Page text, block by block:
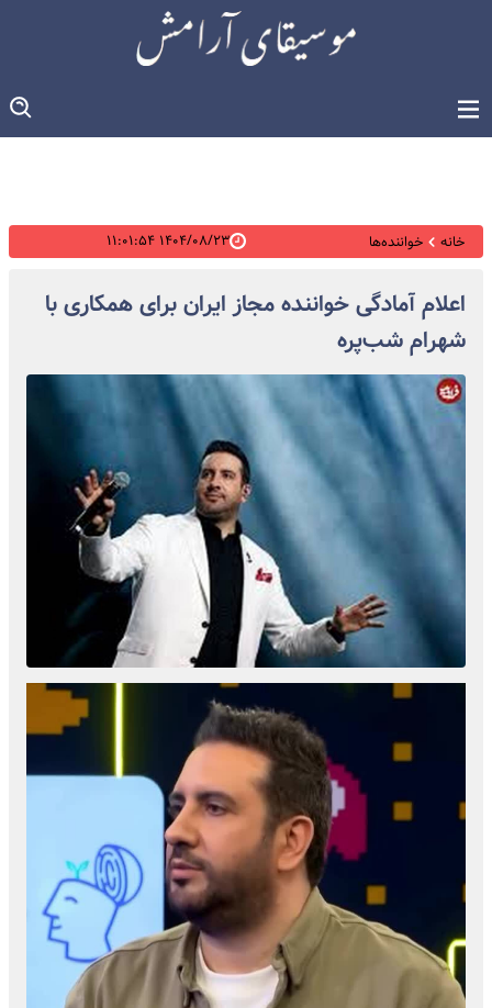
خانه خواننده‌ها ۱۴۰۴/۰۸/۲۳ ۱۱:۰۱:۵۴
اعلام آمادگی خواننده مجاز ایران برای همکاری با
شهرام شب‌پره